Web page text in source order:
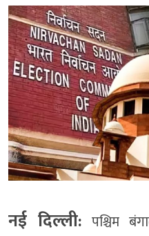
नई दिल्ली: पश्चिम